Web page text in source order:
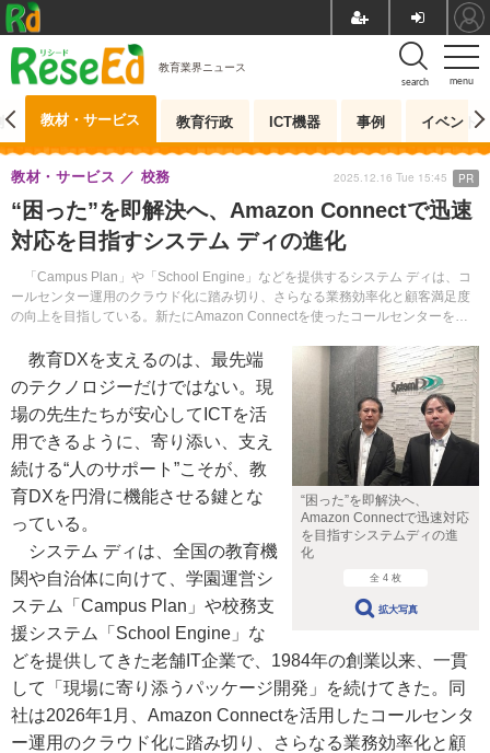
menu
search
教育業界ニュース
教材・サービス 教育行政 ICT機器 事例 イベント
“困った”を即解決へ、Amazon Connectで迅速
対応を目指すシステム ディの進化
「Campus Plan」や「School Engine」などを提供するシステム ディは、コ
ールセンター運用のクラウド化に踏み切り、さらなる業務効率化と顧客満足度
の向上を目指している。新たにAmazon Connectを使ったコールセンターを導
教材・サービス 校務 2025.12.16 Tue 15:45 PR
“困った”を即解決へ、
Amazon Connectで迅速対応
を目指すシステムディの進
化
全 4 枚
拡大写真
教育DXを支えるのは、最先端
のテクノロジーだけではない。現
場の先生たちが安心してICTを活
用できるように、寄り添い、支え
続ける“人のサポート”こそが、教
育DXを円滑に機能させる鍵とな
っている。
システム ディは、全国の教育機
関や自治体に向けて、学園運営シ
ステム「Campus Plan」や校務支
援システム「School Engine」な
どを提供してきた老舗IT企業で、1984年の創業以来、一貫
して「現場に寄り添うパッケージ開発」を続けてきた。同
社は2026年1月、Amazon Connectを活用したコールセンタ
ー運用のクラウド化に踏み切り、さらなる業務効率化と顧